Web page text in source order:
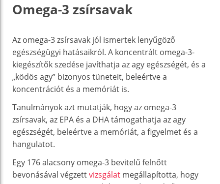
Omega-3 zsírsavak
Az omega-3 zsírsavak jól ismertek lenyűgöző
egészségügyi hatásaikról. A koncentrált omega-3-
kiegészítők szedése javíthatja az agy egészségét, és a
„ködös agy” bizonyos tüneteit, beleértve a
koncentrációt és a memóriát is.
Tanulmányok azt mutatják, hogy az omega-3
zsírsavak, az EPA és a DHA támogathatja az agy
egészségét, beleértve a memóriát, a figyelmet és a
hangulatot.
Egy 176 alacsony omega-3 bevitelű felnőtt
bevonásával végzettvizsgálat megállapította, hogy